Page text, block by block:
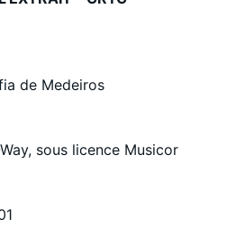
de Medeiros
sous licence Musicor